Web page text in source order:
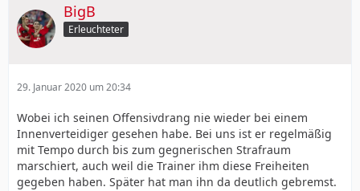
BigB
Erleuchteter
29. Januar 2020 um 20:34
Wobei ich seinen Offensivdrang nie wieder bei einem
Innenverteidiger gesehen habe. Bei uns ist er regelmäßig
mit Tempo durch bis zum gegnerischen Strafraum
marschiert, auch weil die Trainer ihm diese Freiheiten
gegeben haben. Später hat man ihn da deutlich gebremst.